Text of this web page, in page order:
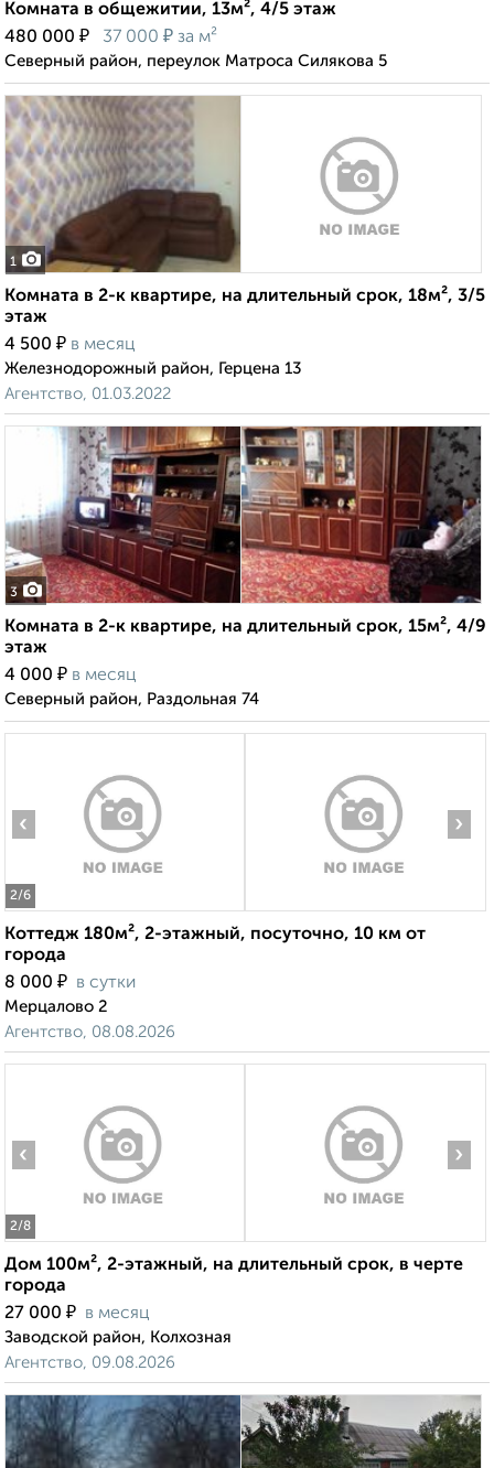
Комната в общежитии, 13м², 4/5 этаж
480 000 ₽ 37 000 ₽ за м²
Северный район, переулок Матроса Силякова 5
1
Комната в 2-к квартире, на длительный срок, 18м², 3/5
этаж
4 500 ₽ в месяц
Железнодорожный район, Герцена 13
Агентство, 01.03.2022
3
Комната в 2-к квартире, на длительный срок, 15м², 4/9
этаж
4 000 ₽ в месяц
Северный район, Раздольная 74
2/6
‹ ›
Коттедж 180м², 2-этажный, посуточно, 10 км от
города
8 000 ₽ в сутки
Мерцалово 2
Агентство, 08.08.2026
2/8
‹ ›
Дом 100м², 2-этажный, на длительный срок, в черте
города
27 000 ₽ в месяц
Заводской район, Колхозная
Агентство, 09.08.2026